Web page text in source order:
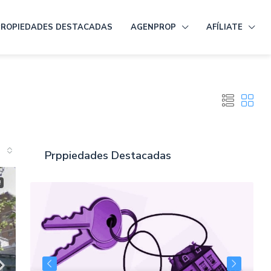
DESTACADAS AGENPROP AFÍLIATE
Prppiedades Destacadas